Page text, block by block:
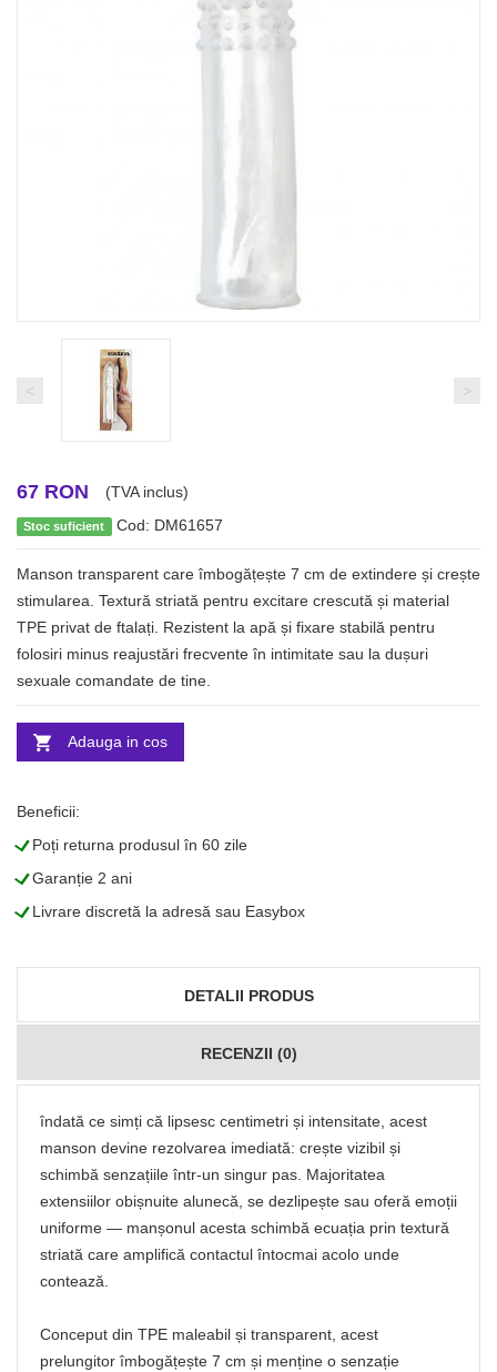
< >
67 RON (TVA inclus)
Stoc suficient Cod: DM61657
Manson transparent care îmbogățește 7 cm de extindere și crește
stimularea. Textură striată pentru excitare crescută și material
TPE privat de ftalați. Rezistent la apă și fixare stabilă pentru
folosiri minus reajustări frecvente în intimitate sau la dușuri
sexuale comandate de tine.
Adauga in cos
Beneficii:
LPoți returna produsul în 60 zile
LGaranție 2 ani
LLivrare discretă la adresă sau Easybox
DETALII PRODUS
RECENZII (0)
îndată ce simți că lipsesc centimetri și intensitate, acest
manson devine rezolvarea imediată: crește vizibil și
schimbă senzațiile într-un singur pas. Majoritatea
extensiilor obișnuite alunecă, se dezlipește sau oferă emoții
uniforme — manșonul acesta schimbă ecuația prin textură
striată care amplifică contactul întocmai acolo unde
contează.
Conceput din TPE maleabil și transparent, acest
prelungitor îmbogățește 7 cm și menține o senzație